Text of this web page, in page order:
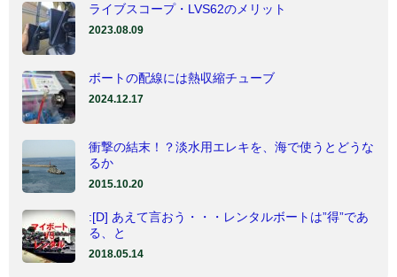
ライブスコープ・LVS62のメリット
2023.08.09
ボートの配線には熱収縮チューブ
2024.12.17
衝撃の結末！？淡水用エレキを、海で使うとどうな
るか
2015.10.20
:[D] あえて言おう・・・レンタルボートは”得”であ
る、と
2018.05.14